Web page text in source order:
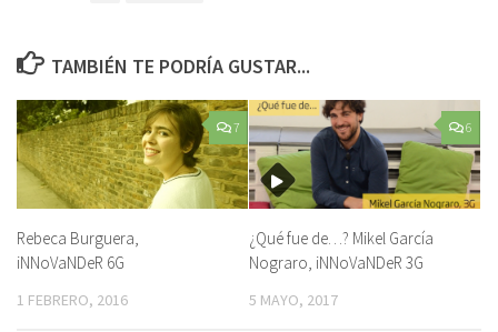
TAMBIÉN TE PODRÍA GUSTAR...
7
Rebeca Burguera,
iNNoVaNDeR 6G
1 FEBRERO, 2016
6
¿Qué fue de…? Mikel García
Nograro, iNNoVaNDeR 3G
5 MAYO, 2017